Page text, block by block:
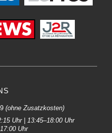
(ohne Zusatzkosten)
Uhr | 13:45–18:00 Uhr
Uhr